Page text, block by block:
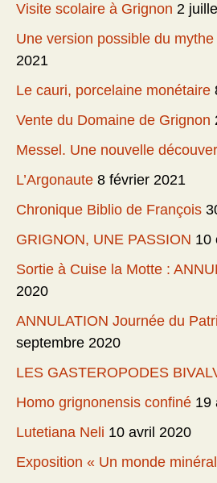
Visite scolaire à Grignon 2
Une version possible du
2021
Le cauri, porcelaine monétaire
Vente du Domaine de Grignon
Messel. Une nouvelle
L’Argonaute 8 février 2021
Chronique Biblio de François
GRIGNON, UNE PASSION 10
Sortie à Cuise la Motte :
2020
ANNULATION Journée du
septembre 2020
LES GASTEROPODES
Homo grignonensis confiné 19
Lutetiana Neli 10 avril 2020
Exposition « Un monde